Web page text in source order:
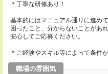
＊丁寧な研修あり！
基本的にはマニュアル通りに進め
困ったこと、分からないことがあ
安心してご応募ください。
＊ご経験やスキル等によって条件
職場の雰囲気